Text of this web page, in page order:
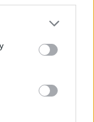
της κοινότητας